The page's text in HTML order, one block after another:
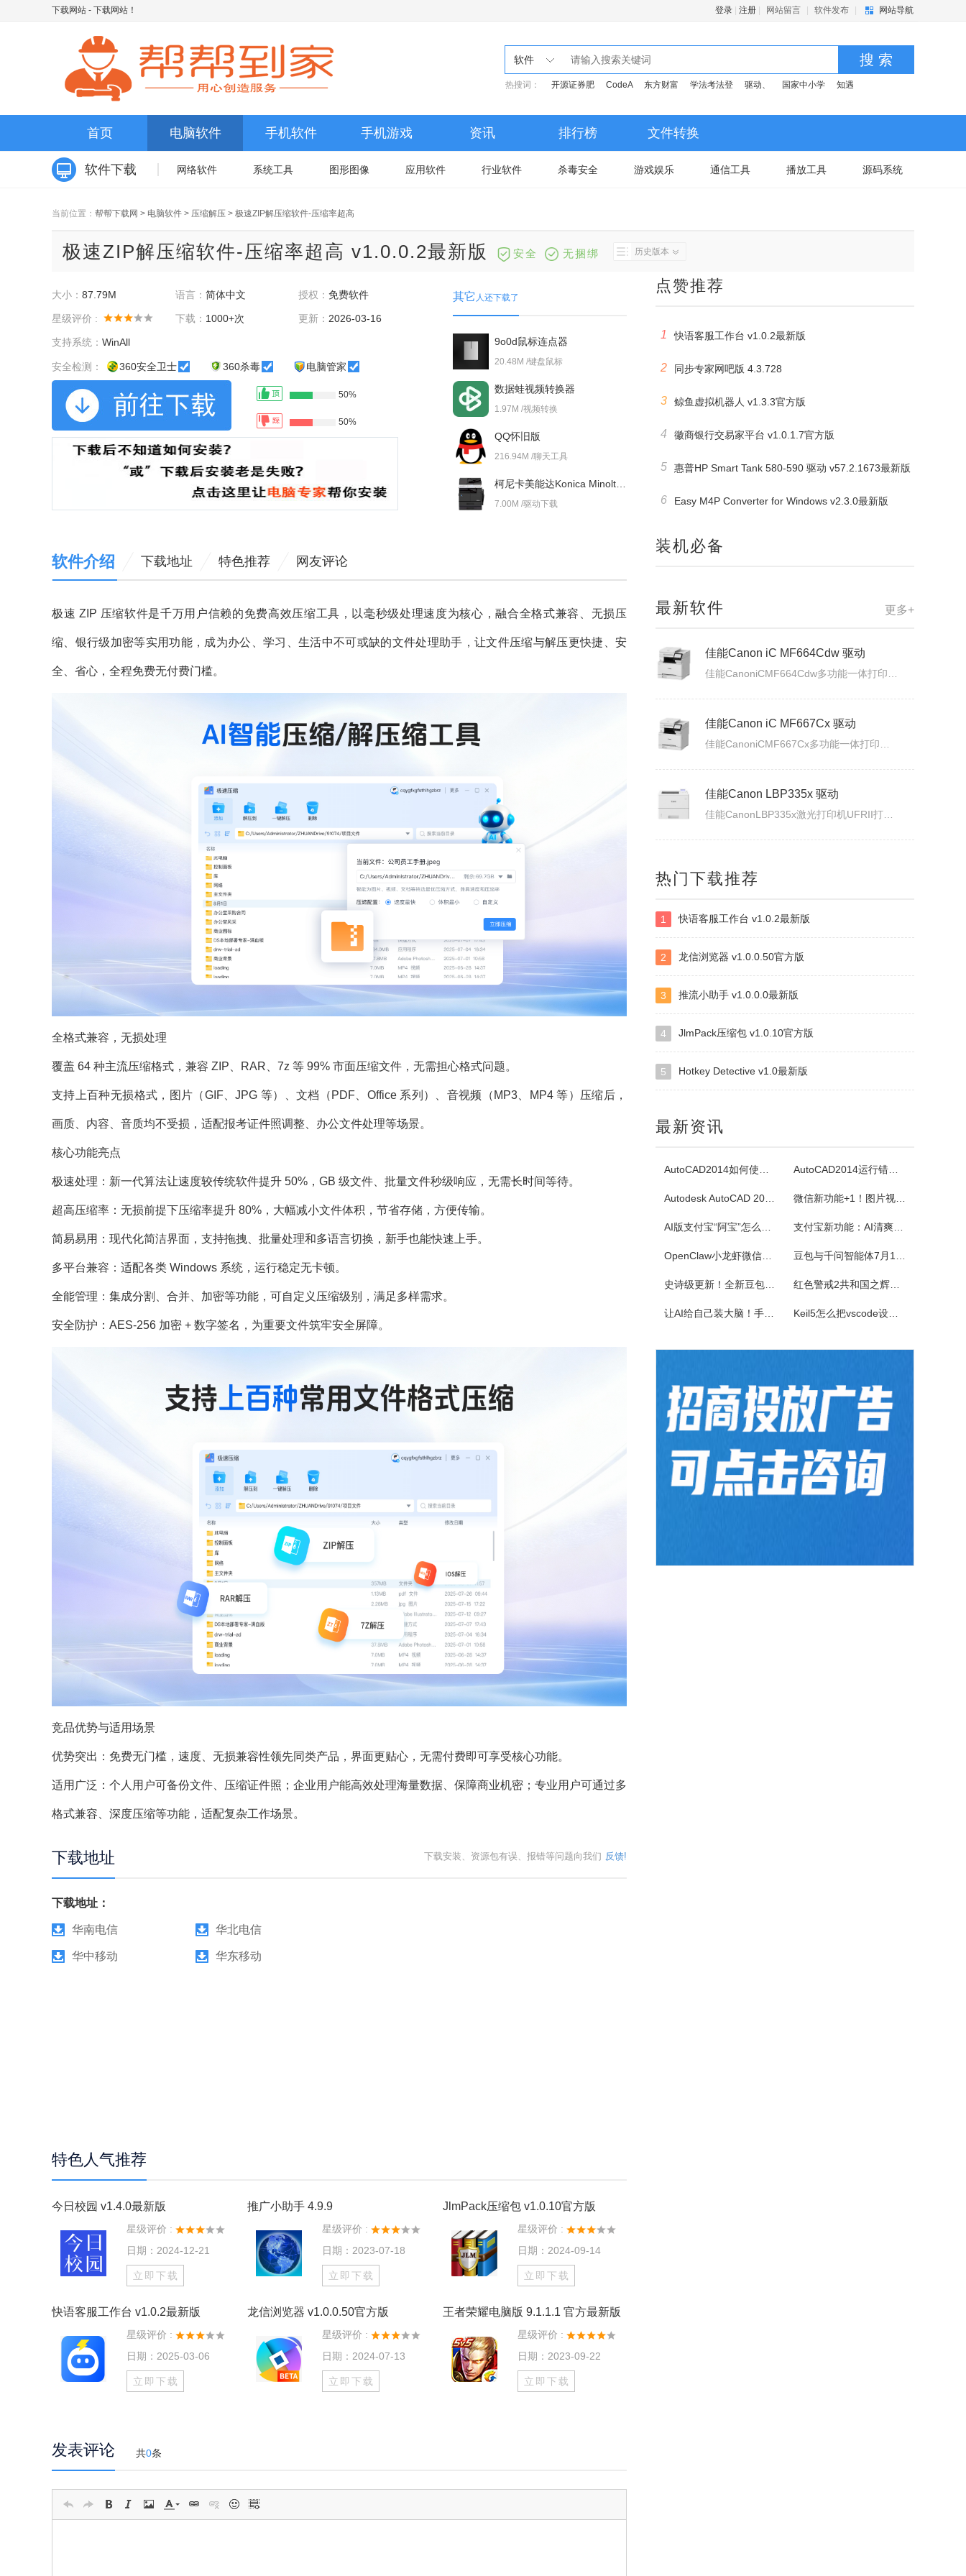
下载网站 - 下载网站！ 登录 注册 网站留言 软件发布 网站导航
软件 搜 索
热搜词： 开源证券肥 CodeA 东方财富 学法考法登 驱动、 国家中小学 知遇
首页 电脑软件 手机软件 手机游戏 资讯 排行榜 文件转换
软件下载 网络软件 系统工具 图形图像 应用软件 行业软件 杀毒安全 游戏娱乐 通信工具 播放工具 源码系统
当前位置： 帮帮下载网 > 电脑软件 > 压缩解压 > 极速ZIP解压缩软件-压缩率超高
极速ZIP解压缩软件-压缩率超高 v1.0.0.2最新版 安全 无捆绑 历史版本
大小： 87.79M 语言： 简体中文 授权：免费软件
星级评价 : 下载： 1000+次 更新： 2026-03-16
支持系统： WinAll
安全检测： 360安全卫士 360杀毒 电脑管家
50%
50%
其它 人还下载了
9o0d鼠标连点器
20.48M /键盘鼠标
数据蛙视频转换器
1.97M /视频转换
QQ怀旧版
216.94M /聊天工具
7.00M /驱动下载
软件介绍 下载地址 特色推荐 网友评论
极速 ZIP 压缩软件是千万用户信赖的免费高效压缩工具，以毫秒级处理速度为核心，融合全格式兼容、无损压
缩、银行级加密等实用功能，成为办公、学习、生活中不可或缺的文件处理助手，让文件压缩与解压更快捷、安
全、省心，全程免费无付费门槛。
全格式兼容，无损处理
覆盖 64 种主流压缩格式，兼容 ZIP、RAR、7z 等 99% 市面压缩文件，无需担心格式问题。
支持上百种无损格式，图片（GIF、JPG 等）、文档（PDF、Office 系列）、音视频（MP3、MP4 等）压缩后，
画质、内容、音质均不受损，适配报考证件照调整、办公文件处理等场景。
核心功能亮点
极速处理：新一代算法让速度较传统软件提升 50%，GB 级文件、批量文件秒级响应，无需长时间等待。
超高压缩率：无损前提下压缩率提升 80%，大幅减小文件体积，节省存储，方便传输。
简易易用：现代化简洁界面，支持拖拽、批量处理和多语言切换，新手也能快速上手。
多平台兼容：适配各类 Windows 系统，运行稳定无卡顿。
全能管理：集成分割、合并、加密等功能，可自定义压缩级别，满足多样需求。
安全防护：AES-256 加密 + 数字签名，为重要文件筑牢安全屏障。
竞品优势与适用场景
优势突出：免费无门槛，速度、无损兼容性领先同类产品，界面更贴心，无需付费即可享受核心功能。
适用广泛：个人用户可备份文件、压缩证件照；企业用户能高效处理海量数据、保障商业机密；专业用户可通过多
格式兼容、深度压缩等功能，适配复杂工作场景。
下载地址 下载安装、资源包有误、报错等问题向我们 反馈!
下载地址：
华南电信 华北电信
华中移动 华东移动
特色人气推荐
今日校园 v1.4.0最新版
星级评价 :
日期：2024-12-21
立即下载
推广小助手 4.9.9
星级评价 :
日期：2023-07-18
立即下载
JlmPack压缩包 v1.0.10官方版
星级评价 :
日期：2024-09-14
立即下载
快语客服工作台 v1.0.2最新版
星级评价 :
日期：2025-03-06
立即下载
龙信浏览器 v1.0.0.50官方版
星级评价 :
日期：2024-07-13
立即下载
王者荣耀电脑版 9.1.1.1 官方最新版
星级评价 :
日期：2023-09-22
立即下载
发表评论 共0条
点赞推荐
1 快语客服工作台 v1.0.2最新版
2 同步专家网吧版 4.3.728
3 鲸鱼虚拟机器人 v1.3.3官方版
4 徽商银行交易家平台 v1.0.1.7官方版
5 惠普HP Smart Tank 580-590 驱动 v57.2.1673最新版
6 Easy M4P Converter for Windows v2.3.0最新版
装机必备
更多+
最新软件
佳能Canon iC MF664Cdw 驱动
佳能Canon iC MF667Cx 驱动
佳能Canon LBP335x 驱动
白金岛掼蛋
腾讯桌球
《腾讯桌球》真人实时对战桌球手游，还原现实桌球玩法-8球、斯诺克、9球、血流玩法，简单流行的操作方式，绚丽的动画特效，配以真实的物理参数，精准的进球，激动人心的赛事。游戏设有1V1匹配、3人欢乐场、8人锦标赛、斯诺克、9球玩法、血流等玩法，玩家可以自由选择参与，并用自己精湛的技巧来获得丰厚的奖金。尖...
佳能CanonimageFORCEC5150数码复合机驱动下载版本：v.3.40发布日期：2026年7月3日适用于：Windows10/Windows11系统。
佳能Canon imageFORCE C5170 驱动
热门下载推荐
1 快语客服工作台 v1.0.2最新版
2 龙信浏览器 v1.0.0.50官方版
3 推流小助手 v1.0.0.0最新版
4 JlmPack压缩包 v1.0.10官方版
5 Hotkey Detective v1.0最新版
最新资讯
AutoCAD2014如何使用图案填充 AutoCAD2014运行错误怎么办
Autodesk AutoCAD 2014安装教程 微信新功能+1！图片视频合并功能来了
AI版支付宝“阿宝”怎么用？右滑切换方法与内测邀请码获取指南 支付宝新功能：AI清爽版“阿宝”公测！
OpenClaw小龙虾微信接入教程：服务器部署、API Key配置 豆包与千问智能体7月15日下线！附3步完整数据备份与导出教程
史诗级更新！全新豆包视频通话功能来了 红色警戒2共和国之辉快捷键
让AI给自己装大脑！手把手教你学会安装使用Agent Skill Keil5怎么把vscode设置外部编辑器